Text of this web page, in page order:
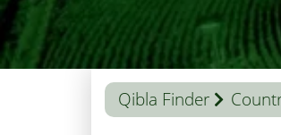
Qibla Finder